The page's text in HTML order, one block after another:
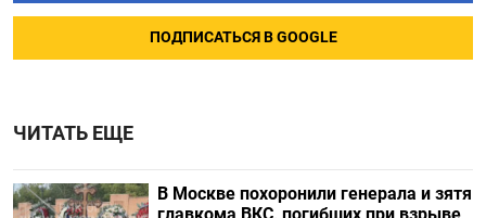
ПОДПИСАТЬСЯ В GOOGLE
ЧИТАТЬ ЕЩЕ
В Москве похоронили генерала и зятя